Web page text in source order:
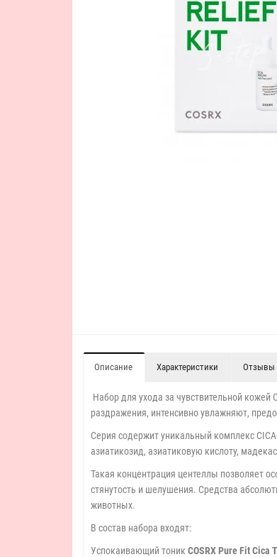
Описание Характеристики Отзывы
Набор для ухода за чувствительной
раздражения, интенсивно увлажняют,
Серия содержит уникальный комплекс
азиатикозид, азиатиковую кислоту,
Такая концентрация центеллы позволяет
стянутость и шелушения. Средства
животных.
В состав набора входят:
Успокаивающий тоник COSRX Pure Fit Cica